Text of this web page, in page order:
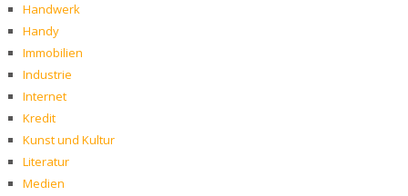
Handwerk
Handy
Immobilien
Industrie
Internet
Kredit
Kunst und Kultur
Literatur
Medien